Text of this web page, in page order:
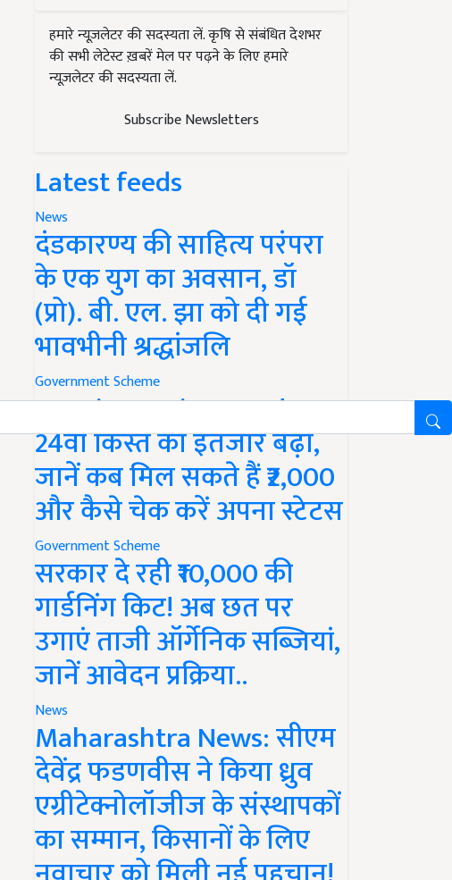
हमारे न्यूज़लेटर की सदस्यता लें. कृषि से संबंधित देशभर
की सभी लेटेस्ट ख़बरें मेल पर पढ़ने के लिए हमारे
न्यूज़लेटर की सदस्यता लें.
Subscribe Newsletters
Latest feeds
News
दंडकारण्य की साहित्य परंपरा
के एक युग का अवसान, डॉ
(प्रो). बी. एल. झा को दी गई
भावभीनी श्रद्धांजलि
Government Scheme
PM Kisan Yojana Update:
24वीं किस्त का इंतजार बढ़ा,
जानें कब मिल सकते हैं ₹2,000
और कैसे चेक करें अपना स्टेटस
Government Scheme
सरकार दे रही ₹10,000 की
गार्डनिंग किट! अब छत पर
उगाएं ताजी ऑर्गेनिक सब्जियां,
जानें आवेदन प्रक्रिया..
News
Maharashtra News: सीएम
देवेंद्र फडणवीस ने किया ध्रुव
एग्रीटेक्नोलॉजीज के संस्थापकों
का सम्मान, किसानों के लिए